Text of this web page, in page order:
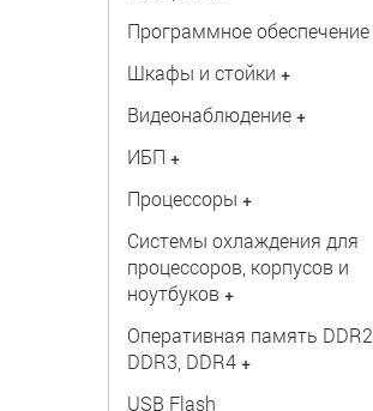
Программное обеспечение
Шкафы и стойки +
Видеонаблюдение +
ИБП +
Процессоры +
Системы охлаждения для
процессоров, корпусов и
ноутбуков +
Оперативная память DDR2,
DDR3, DDR4 +
USB Flash